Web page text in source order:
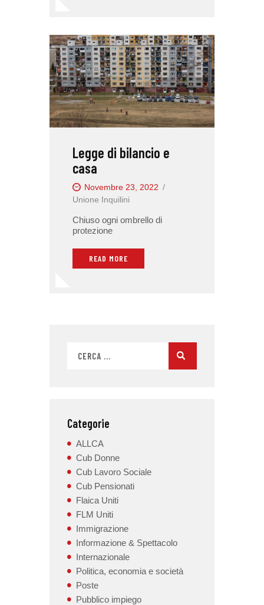
Legge di bilancio e
casa
Novembre 23, 2022
Unione Inquilini
Chiuso ogni ombrello di
protezione
READ MORE
Categorie
ALLCA
Cub Donne
Cub Lavoro Sociale
Cub Pensionati
Flaica Uniti
FLM Uniti
Immigrazione
Informazione & Spettacolo
Internazionale
Politica, economia e società
Poste
Pubblico impiego